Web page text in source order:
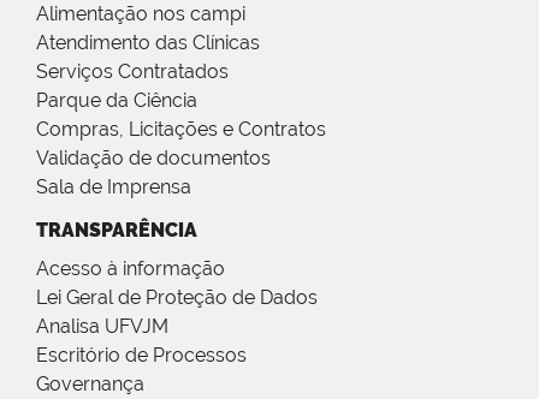
Alimentação nos campi
Atendimento das Clínicas
Serviços Contratados
Parque da Ciência
Compras, Licitações e Contratos
Validação de documentos
Sala de Imprensa
TRANSPARÊNCIA
Acesso à informação
Lei Geral de Proteção de Dados
Analisa UFVJM
Escritório de Processos
Governança